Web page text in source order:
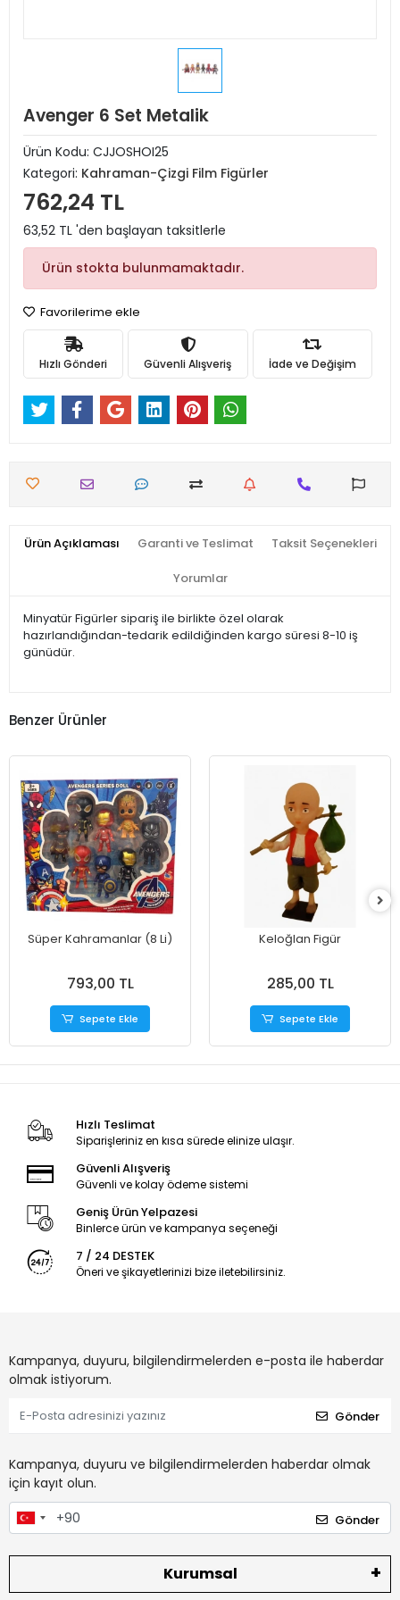
Avenger 6 Set Metalik
Ürün Kodu: CJJOSHOI25
Kategori: Kahraman-Çizgi Film Figürler
762,24 TL
63,52 TL 'den başlayan taksitlerle
Ürün stokta bulunmamaktadır.
Favorilerime ekle
Hızlı Gönderi Güvenli Alışveriş İade ve Değişim
Ürün Açıklaması Garanti ve Teslimat Taksit Seçenekleri
Yorumlar
Minyatür Figürler sipariş ile birlikte özel olarak
hazırlandığından-tedarik edildiğinden kargo süresi 8-10 iş
günüdür.
Benzer Ürünler
Süper Kahramanlar (8 Li)
793,00 TL
Sepete Ekle
Keloğlan Figür
285,00 TL
Sepete Ekle
Hızlı Teslimat
Siparişleriniz en kısa sürede elinize ulaşır.
Güvenli Alışveriş
Güvenli ve kolay ödeme sistemi
Geniş Ürün Yelpazesi
Binlerce ürün ve kampanya seçeneği
7 / 24 DESTEK
Öneri ve şikayetlerinizi bize iletebilirsiniz.
Kampanya, duyuru, bilgilendirmelerden e-posta ile haberdar
olmak istiyorum.
Gönder
Kampanya, duyuru ve bilgilendirmelerden haberdar olmak
için kayıt olun.
Gönder
Kurumsal